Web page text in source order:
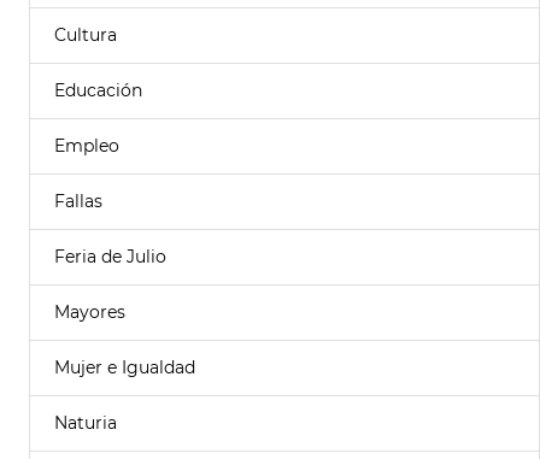
Cultura
Educación
Empleo
Fallas
Feria de Julio
Mayores
Mujer e Igualdad
Naturia